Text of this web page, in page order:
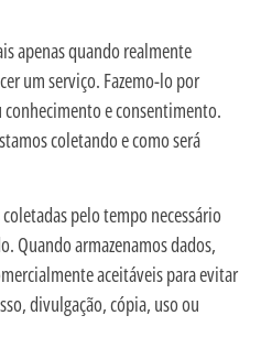
apenas quando realmente
um serviço. Fazemo-lo por
conhecimento e consentimento.
coletando e como será
pelo tempo necessário
Quando armazenamos dados,
aceitáveis para evitar
divulgação, cópia, uso ou